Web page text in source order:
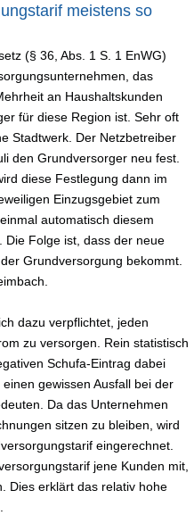
meistens so
(§ 36, Abs. 1 S. 1 EnWG)
das
an Haushaltskunden
für diese Region ist. Sehr oft
Stadtwerk. Der Netzbetreiber
den Grundversorger neu fest.
diese Festlegung dann im
Einzugsgebiet zum
automatisch diesem
Die Folge ist, dass der neue
Grundversorgung bekommt.
dazu verpflichtet, jeden
zu versorgen. Rein statistisch
Schufa-Eintrag dabei
gewissen Ausfall bei der
Da das Unternehmen
sitzen zu bleiben, wird
eingerechnet.
jene Kunden mit,
Dies erklärt das relativ hohe